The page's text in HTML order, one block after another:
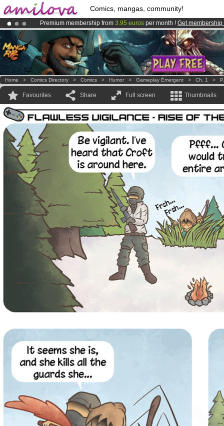
Comics, mangas, community!
Premium membership from 3.95 euros per month ! Get membership
AmilovaKickstarter is now LIVE!.
Already 134393membersand 1208 comics & mangas!.
Home > Comics Directory > Comics > Humor > Gameplay Émergent > Ch. 1 >
Favourites Share Full screen Thumbnails